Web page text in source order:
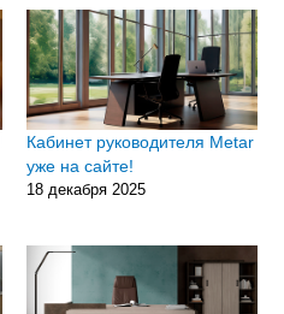
Кабинет руководителя Metar
уже на сайте!
18 декабря 2025